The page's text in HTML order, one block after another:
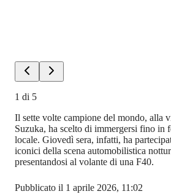
1 di 5
Il sette volte campione del mondo, alla
Suzuka, ha scelto di immergersi fino in
locale. Giovedì sera, infatti, ha
iconici della scena automobilistica
presentandosi al volante di una F40.
Pubblicato il 1 aprile 2026, 11:02